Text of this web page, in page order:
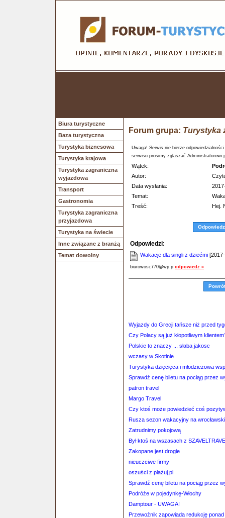
Biura turystyczne
Baza turystyczna
Turystyka biznesowa
Turystyka krajowa
Turystyka zagraniczna
wyjazdowa
Transport
Gastronomia
Turystyka zagraniczna
przyjazdowa
Turystyka na świecie
Inne związane z branżą
Temat dowolny
Forum grupa: Turystyka
Uwaga! Serwis nie bierze
serwisu prosimy zgłaszać Administratorowi
Wątek:
Autor:
Data wysłania:
Temat:
Treść:
Hej.
Odpowiedz
Odpowiedzi:
Wakacje dla singli z dziećmi
biurowosc770@wp.p odpowiedz »
Wyjazdy do Grecji tańsze niż przed
Czy Polacy są już kłopotliwym
Polskie to znaczy ... słaba jakosc
wczasy w Skotinie
Turystyka dzięcięca i młodzieżowa
Sprawdź cenę biletu na pociąg przez
patron travel
Margo Travel
Czy ktoś może powiedzieć coś
Rusza sezon wakacyjny na
Zatrudnimy pokojową
Był ktoś na wszasach z
Zakopane jest drogie
nieuczciwe firmy
oszuści z plażuj.pl
Sprawdź cenę biletu na pociąg przez
Podróże w pojedynkę-Włochy
Damptour - UWAGA!
Przewoźnik zapowiada redukcję